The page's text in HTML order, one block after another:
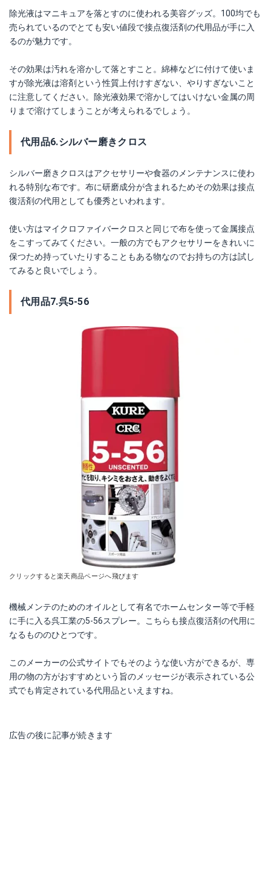
除光液はマニキュアを落とすのに使われる美容グッズ。100均でも
売られているのでとても安い値段で接点復活剤の代用品が手に入
るのが魅力です。
その効果は汚れを溶かして落とすこと。綿棒などに付けて使いま
すが除光液は溶剤という性質上付けすぎない、やりすぎないこと
に注意してください。除光液効果で溶かしてはいけない金属の周
りまで溶けてしまうことが考えられるでしょう。
代用品6.シルバー磨きクロス
シルバー磨きクロスはアクセサリーや食器のメンテナンスに使わ
れる特別な布です。布に研磨成分が含まれるためその効果は接点
復活剤の代用としても優秀といわれます。
使い方はマイクロファイバークロスと同じで布を使って金属接点
をこすってみてください。一般の方でもアクセサリーをきれいに
保つため持っていたりすることもある物なのでお持ちの方は試し
てみると良いでしょう。
代用品7.呉5-56
クリックすると楽天商品ページへ飛びます
機械メンテのためのオイルとして有名でホームセンター等で手軽
に手に入る呉工業の5-56スプレー。こちらも接点復活剤の代用に
なるもののひとつです。
このメーカーの公式サイトでもそのような使い方ができるが、専
用の物の方がおすすめという旨のメッセージが表示されている公
式でも肯定されている代用品といえますね。
広告の後に記事が続きます